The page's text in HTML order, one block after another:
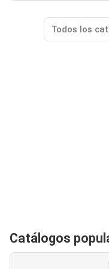
Todos los
Catálogos